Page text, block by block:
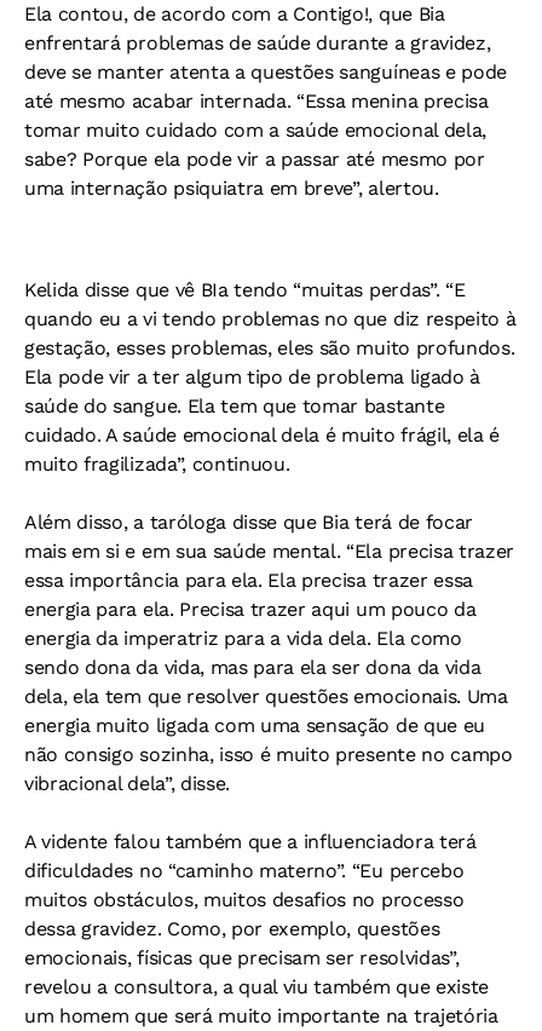
Ela contou, de acordo com a Contigo!, que Bia
enfrentará problemas de saúde durante a gravidez,
deve se manter atenta a questões sanguíneas e pode
até mesmo acabar internada. “Essa menina precisa
tomar muito cuidado com a saúde emocional dela,
sabe? Porque ela pode vir a passar até mesmo por
uma internação psiquiatra em breve”, alertou.
Kelida disse que vê BIa tendo “muitas perdas”. “E
quando eu a vi tendo problemas no que diz respeito à
gestação, esses problemas, eles são muito profundos.
Ela pode vir a ter algum tipo de problema ligado à
saúde do sangue. Ela tem que tomar bastante
cuidado. A saúde emocional dela é muito frágil, ela é
muito fragilizada”, continuou.
Além disso, a taróloga disse que Bia terá de focar
mais em si e em sua saúde mental. “Ela precisa trazer
essa importância para ela. Ela precisa trazer essa
energia para ela. Precisa trazer aqui um pouco da
energia da imperatriz para a vida dela. Ela como
sendo dona da vida, mas para ela ser dona da vida
dela, ela tem que resolver questões emocionais. Uma
energia muito ligada com uma sensação de que eu
não consigo sozinha, isso é muito presente no campo
vibracional dela”, disse.
A vidente falou também que a influenciadora terá
dificuldades no “caminho materno”. “Eu percebo
muitos obstáculos, muitos desafios no processo
dessa gravidez. Como, por exemplo, questões
emocionais, físicas que precisam ser resolvidas”,
revelou a consultora, a qual viu também que existe
um homem que será muito importante na trajetória